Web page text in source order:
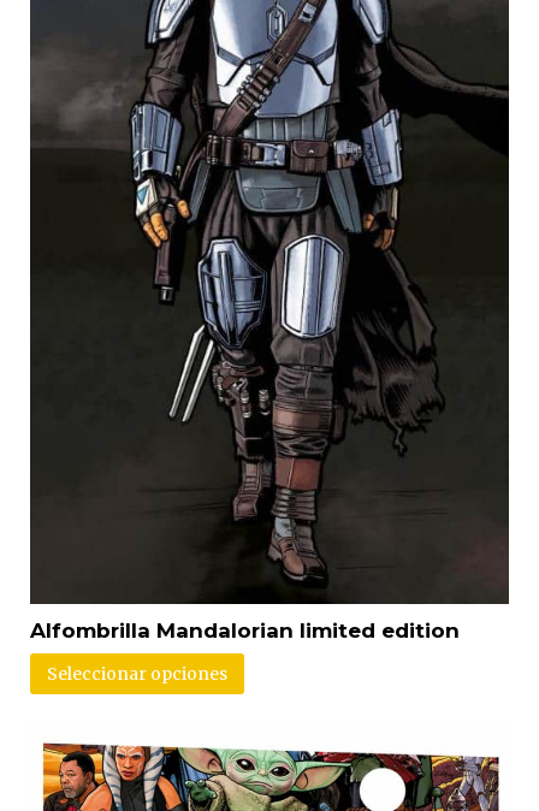
Alfombrilla Mandalorian limited edition
Seleccionar opciones